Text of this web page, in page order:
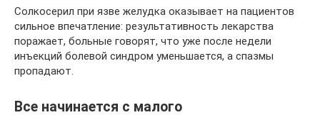
Солкосерил при язве желудка оказывает на пациентов
сильное впечатление: результативность лекарства
поражает, больные говорят, что уже после недели
инъекций болевой синдром уменьшается, а спазмы
пропадают.
Все начинается с малого